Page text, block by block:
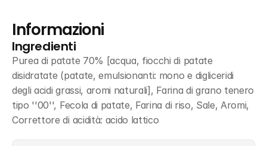
Informazioni
Ingredienti
Purea di patate 70% [acqua, fiocchi di patate
disidratate (patate, emulsionanti: mono e digliceridi
degli acidi grassi, aromi naturali], Farina di grano tenero
tipo ''00'', Fecola di patate, Farina di riso, Sale, Aromi,
Correttore di acidità: acido lattico